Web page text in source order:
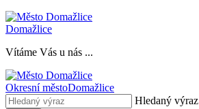
Domažlice
Vítáme Vás u nás ...
Okresní městoDomažlice
Hledaný výraz